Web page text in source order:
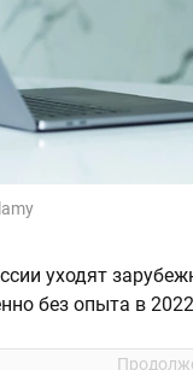
уходят
без опыта в 2022